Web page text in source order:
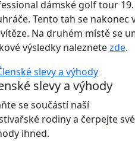
dámské golf tour
Tento tah se
Na druhém místě se
výsledky naleznetezde.
slevy a výhody
se součástí naší
rodiny a čerpejte své
ihned.